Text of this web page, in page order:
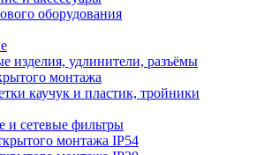
оборудования
изделия, удлинители, разъёмы
монтажа
каучук и пластик, тройники
и сетевые фильтры
монтажа IP54